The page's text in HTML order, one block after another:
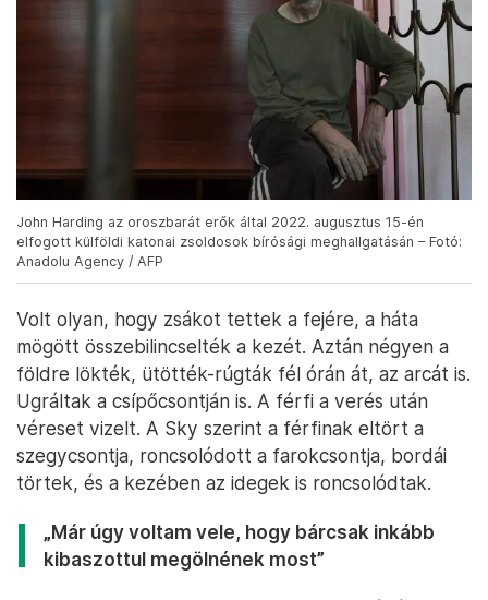
John Harding az oroszbarát erők által 2022. augusztus 15-én
elfogott külföldi katonai zsoldosok bírósági meghallgatásán – Fotó:
Anadolu Agency / AFP
Volt olyan, hogy zsákot tettek a fejére, a háta
mögött összebilincselték a kezét. Aztán négyen a
földre lökték, ütötték-rúgták fél órán át, az arcát is.
Ugráltak a csípőcsontján is. A férfi a verés után
véreset vizelt. A Sky szerint a férfinak eltört a
szegycsontja, roncsolódott a farokcsontja, bordái
törtek, és a kezében az idegek is roncsolódtak.
„Már úgy voltam vele, hogy bárcsak inkább
kibaszottul megölnének most”